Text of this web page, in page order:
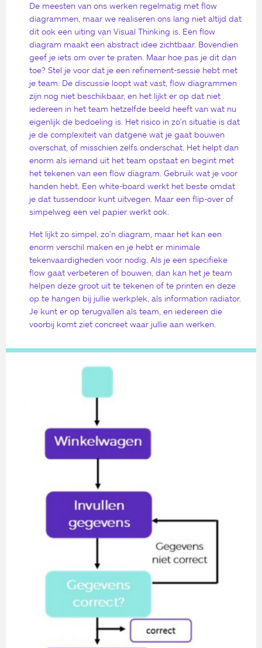
De meesten van ons werken regelmatig met flow
diagrammen, maar we realiseren ons lang niet altijd dat
dit ook een uiting van Visual Thinking is. Een flow
diagram maakt een abstract idee zichtbaar. Bovendien
geef je iets om over te praten. Maar hoe pas je dit dan
toe? Stel je voor dat je een refinement-sessie hebt met
je team. De discussie loopt wat vast, flow diagrammen
zijn nog niet beschikbaar, en het lijkt er op dat niet
iedereen in het team hetzelfde beeld heeft van wat nu
eigenlijk de bedoeling is. Het risico in zo’n situatie is dat
je de complexiteit van datgene wat je gaat bouwen
overschat, of misschien zelfs onderschat. Het helpt dan
enorm als iemand uit het team opstaat en begint met
het tekenen van een flow diagram. Gebruik wat je voor
handen hebt. Een white-board werkt het beste omdat
je dat tussendoor kunt uitvegen. Maar een flip-over of
simpelweg een vel papier werkt ook.
Het lijkt zo simpel, zo’n diagram, maar het kan een
enorm verschil maken en je hebt er minimale
tekenvaardigheden voor nodig. Als je een specifieke
flow gaat verbeteren of bouwen, dan kan het je team
helpen deze groot uit te tekenen of te printen en deze
op te hangen bij jullie werkplek, als information radiator.
Je kunt er op terugvallen als team, en iedereen die
voorbij komt ziet concreet waar jullie aan werken.